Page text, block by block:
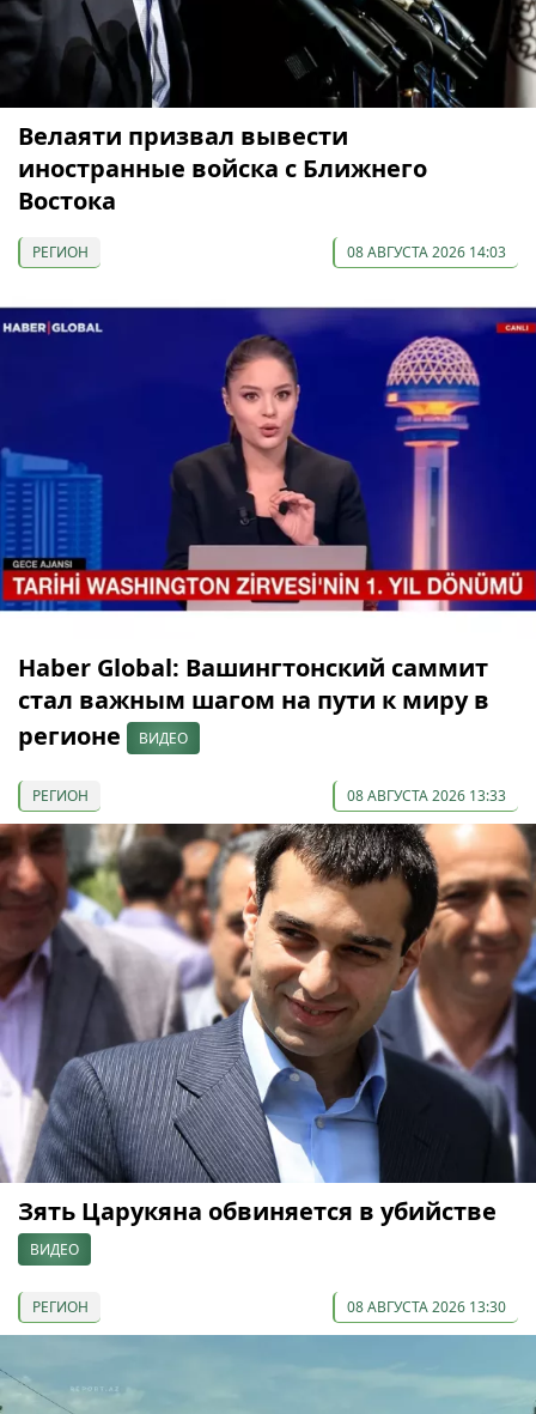
Велаяти призвал вывести
иностранные войска с Ближнего
Востока
РЕГИОН 08 АВГУСТА 2026 14:03
Haber Global: Вашингтонский саммит
стал важным шагом на пути к миру в
регионе
ВИДЕО
РЕГИОН 08 АВГУСТА 2026 13:33
Зять Царукяна обвиняется в убийстве
ВИДЕО
РЕГИОН 08 АВГУСТА 2026 13:30